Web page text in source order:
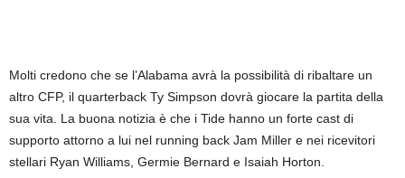
Molti credono che se l’Alabama avrà la possibilità di ribaltare un
altro CFP, il quarterback Ty Simpson dovrà giocare la partita della
sua vita. La buona notizia è che i Tide hanno un forte cast di
supporto attorno a lui nel running back Jam Miller e nei ricevitori
stellari Ryan Williams, Germie Bernard e Isaiah Horton.